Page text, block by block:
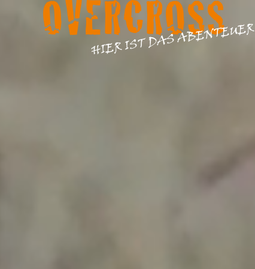
OVERCROSS
HIER IST DAS ABENTEUER